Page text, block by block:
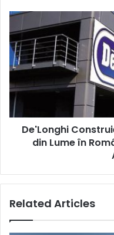
De'Longhi
Construiește
Cea
Mai
Mare
din
Lume
în
România
de
Angajări
De'Longhi
din Lume în
Related Articles